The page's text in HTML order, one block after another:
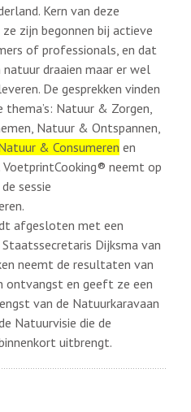
Kern van deze
zijn begonnen bij actieve
of professionals, en dat
draaien maar er wel
De gesprekken vinden
Natuur & Zorgen,
Natuur & Ontspannen,
& Consumeren en
VoetprintCooking® neemt op
sessie
afgesloten met een
Dijksma van
neemt de resultaten van
ontvangst en geeft ze een
van de Natuurkaravaan
Natuurvisie die de
uitbrengt.